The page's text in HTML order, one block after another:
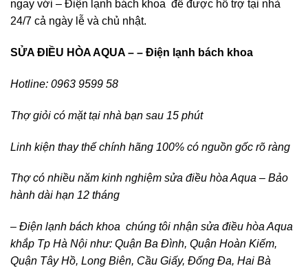
ngay với – Điện lạnh bách khoa để được hỗ trợ tại nhà
24/7 cả ngày lễ và chủ nhật.
SỬA ĐIỀU HÒA AQUA – – Điện lạnh bách khoa
Hotline: 0963 9599 58
Thợ giỏi có mặt tại nhà bạn sau 15 phút
Linh kiện thay thế chính hãng 100% có nguồn gốc rõ ràng
Thợ có nhiều năm kinh nghiệm sửa điều hòa Aqua – Bảo
hành dài hạn 12 tháng
– Điện lạnh bách khoa chúng tôi nhận sửa điều hòa Aqua
khắp Tp Hà Nội như: Quận Ba Đình, Quận Hoàn Kiếm,
Quận Tây Hồ, Long Biên, Cầu Giấy, Đống Đa, Hai Bà